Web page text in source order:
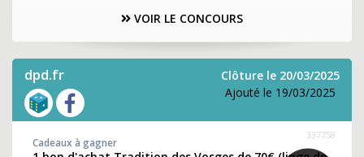
VOIR LE CONCOURS
dpd.fr
Clôture le 20/03/2025
Ajouté le 19/03/2025
337758
Cadeaux à gagner